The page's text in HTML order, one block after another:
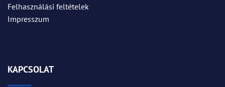
Felhasználási feltételek
Impresszum
KAPCSOLAT